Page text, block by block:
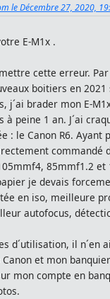
le Décembre 27, 2020,
E-M1x .
cette erreur.
boitiers en 2021
j´ai brader mon E-
à peine 1 an. J´ai
: le Canon R6. Ayant
commandé
85mmf1.2 et
je devais
en iso, meilleure
autofocus,
d´utilisation, il n´en
et mon
mon compte en